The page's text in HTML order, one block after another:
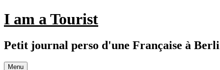
Aller
au
I am a Tourist
Petit journal perso d'une Française à
Menu